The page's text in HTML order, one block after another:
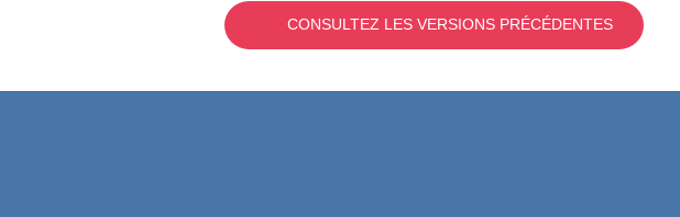
CONSULTEZ LES VERSIONS PRÉCÉDENTES